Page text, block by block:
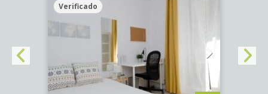
Verificado